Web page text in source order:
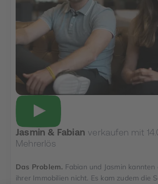
Jasmin & Fabian verkaufen mit
Mehrerlös
Das Problem. Fabian und Jasmin
ihrer Immobilien nicht. Es kam zudem die